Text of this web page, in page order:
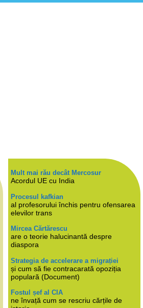
Mult mai rău decât Mercosur
Acordul UE cu India
Procesul kafkian
al profesorului închis pentru ofensarea
elevilor trans
Mircea Cărtărescu
are o teorie halucinantă despre
diaspora
Strategia de accelerare a migrației
și cum să fie contracarată opoziția
populară (Document)
Fostul șef al CIA
ne învață cum se rescriu cărțile de